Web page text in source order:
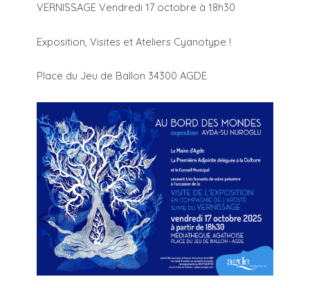
VERNISSAGE Vendredi 17 octobre à 18h30
Exposition, Visites et Ateliers Cyanotype !
Place du Jeu de Ballon 34300 AGDE